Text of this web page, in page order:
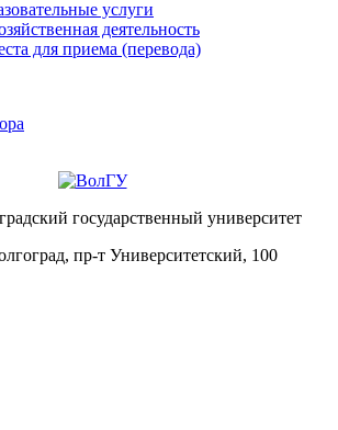
услуги
деятельность
для приема (перевода)
государственный университет
пр-т Университетский, 100